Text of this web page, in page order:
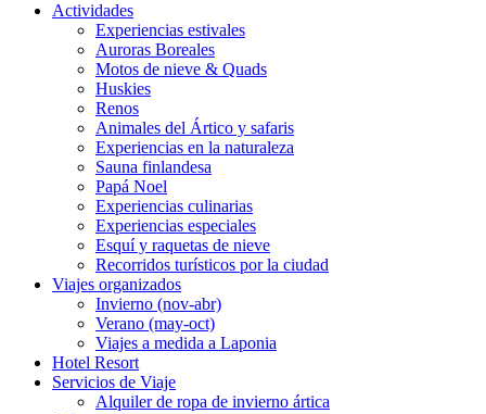
Actividades
Experiencias estivales
Auroras Boreales
Motos de nieve & Quads
Huskies
Renos
Animales del Ártico y safaris
Experiencias en la naturaleza
Sauna finlandesa
Papá Noel
Experiencias culinarias
Experiencias especiales
Esquí y raquetas de nieve
Recorridos turísticos por la ciudad
Viajes organizados
Invierno (nov-abr)
Verano (may-oct)
Viajes a medida a Laponia
Hotel Resort
Servicios de Viaje
Alquiler de ropa de invierno ártica